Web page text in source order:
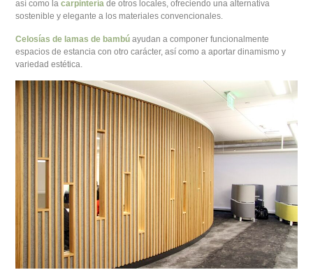
así como lacarpintería de otros locales, ofreciendo una alternativa
sostenible y elegante a los materiales convencionales.
Celosías de lamas de bambú ayudan a componer funcionalmente
espacios de estancia con otro carácter, así como a aportar dinamismo y
variedad estética.